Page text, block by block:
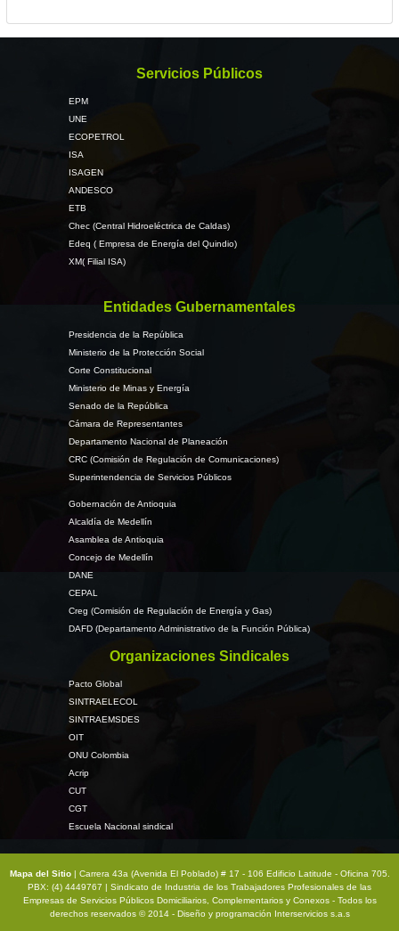
Servicios Públicos
EPM
UNE
ECOPETROL
ISA
ISAGEN
ANDESCO
ETB
Chec (Central Hidroeléctrica de Caldas)
Edeq ( Empresa de Energía del Quindio)
XM( Filial ISA)
Entidades Gubernamentales
Presidencia de la República
Ministerio de la Protección Social
Corte Constitucional
Ministerio de Minas y Energía
Senado de la República
Cámara de Representantes
Departamento Nacional de Planeación
CRC (Comisión de Regulación de Comunicaciones)
Superintendencia de Servicios Públicos
Gobernación de Antioquia
Alcaldía de Medellín
Asamblea de Antioquia
Concejo de Medellín
DANE
CEPAL
Creg (Comisión de Regulación de Energía y Gas)
DAFD (Departamento Administrativo de la Función Pública)
Organizaciones Sindicales
Pacto Global
SINTRAELECOL
SINTRAEMSDES
OIT
ONU Colombia
Acrip
CUT
CGT
Escuela Nacional sindical
Mapa del Sitio
| Carrera 43a (Avenida El Poblado) # 17 - 106 Edificio Latitude - Oficina 705.
PBX: (4) 4449767 | Sindicato de Industria de los Trabajadores Profesionales de las
Empresas de Servicios Públicos Domiciliarios, Complementarios y Conexos - Todos los
derechos reservados © 2014 - Diseño y programación
Interservicios s.a.s